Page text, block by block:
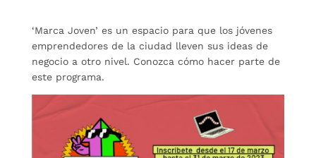
‘Marca Joven’ es un espacio para que los jóvenes
emprendedores de la ciudad lleven sus ideas de
negocio a otro nivel. Conozca cómo hacer parte de
este programa.